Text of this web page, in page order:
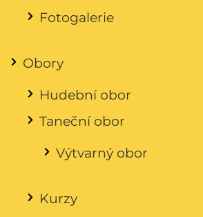
Fotogalerie
Obory
Hudební obor
Taneční obor
Výtvarný obor
Kurzy